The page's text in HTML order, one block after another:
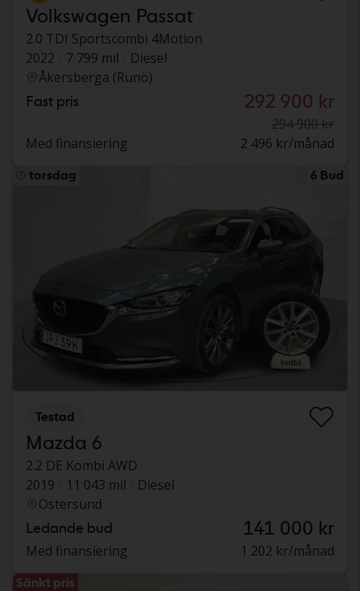
Volkswagen Passat
2.0 TDI Sportscombi 4Motion
2022
7 799 mil
Diesel
Åkersberga (Runö)
Fast pris 292 900 kr
294 900 kr
Med finansiering
2 496 kr/månad
torsdag 6 Bud
Testad
Mazda 6
2.2 DE Kombi AWD
2019
11 043 mil
Diesel
Östersund
Ledande bud 141 000 kr
Med finansiering 1 202 kr/månad
Sänkt pris